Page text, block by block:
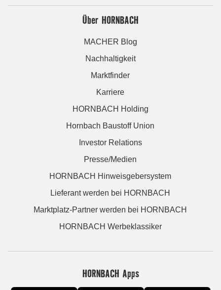
Über HORNBACH
MACHER Blog
Nachhaltigkeit
Marktfinder
Karriere
HORNBACH Holding
Hornbach Baustoff Union
Investor Relations
Presse/Medien
HORNBACH Hinweisgebersystem
Lieferant werden bei HORNBACH
Marktplatz-Partner werden bei HORNBACH
HORNBACH Werbeklassiker
HORNBACH Apps